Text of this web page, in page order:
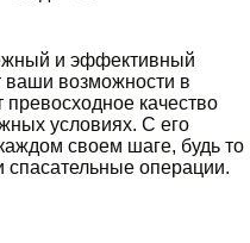
и эффективный
ваши возможности в
качество
условиях. С его
своем шаге, будь то
спасательные операции.